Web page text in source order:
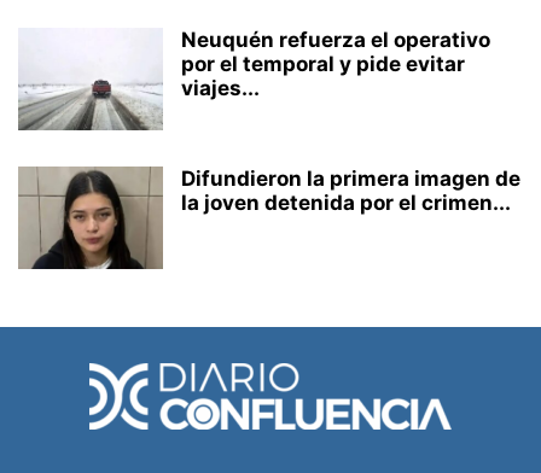
Neuquén refuerza el operativo
por el temporal y pide evitar
viajes...
Difundieron la primera imagen de
la joven detenida por el crimen...